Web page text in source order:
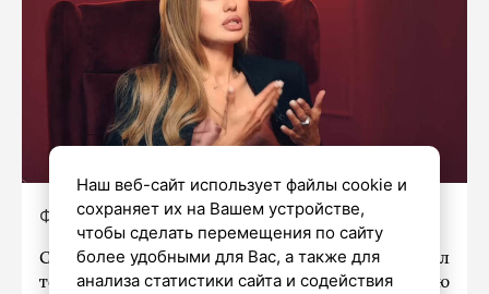
Фото: prt scr youtube.com / Начало
Столичный суд 26 июня оштрафовал
телеведущую и блогера Викторию Боню
Наш веб-сайт использует файлы cookie и
сохраняет их на Вашем устройстве,
чтобы сделать перемещения по сайту
более удобными для Вас, а также для
анализа статистики сайта и содействия